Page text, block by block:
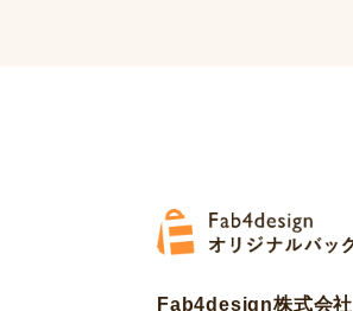
Fab4design株式会社